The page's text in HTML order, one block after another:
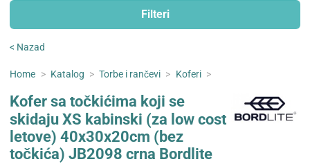
Filteri
< Nazad
Home > Katalog > Torbe i rančevi > Koferi >
Kofer sa točkićima koji se
skidaju XS kabinski (za low cost
letove) 40x30x20cm (bez
točkića) JB2098 crna Bordlite